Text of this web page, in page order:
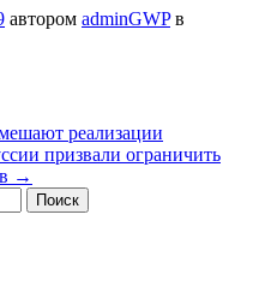
автором adminGWPв
реализации
призвали ограничить
→